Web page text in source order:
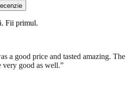
Fii primul.
a good price and tasted amazing. The
very good as well.”